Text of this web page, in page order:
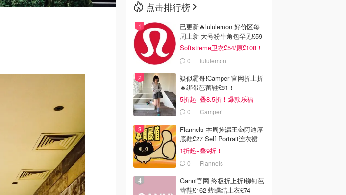
点击排行榜
已更新🔥lululemon 好价区每
周上新 大号粉牛角包罕见£59
Softstreme卫衣£54/原£108！
0 lululemon
疑似霸哥❗️Camper 官网折上折
🔥绑带芭蕾鞋£61！
5折起+叠8.5折！爆款乐福
£68！
0 Camper
Flannels 本周捡漏王👍阿迪厚
底鞋£27 Self Portrait连衣裙
£63
1折起+叠9折！
0 Flannels
Ganni官网 终极折上折❗️铆钉芭
蕾鞋£162 蝴蝶结上衣£74